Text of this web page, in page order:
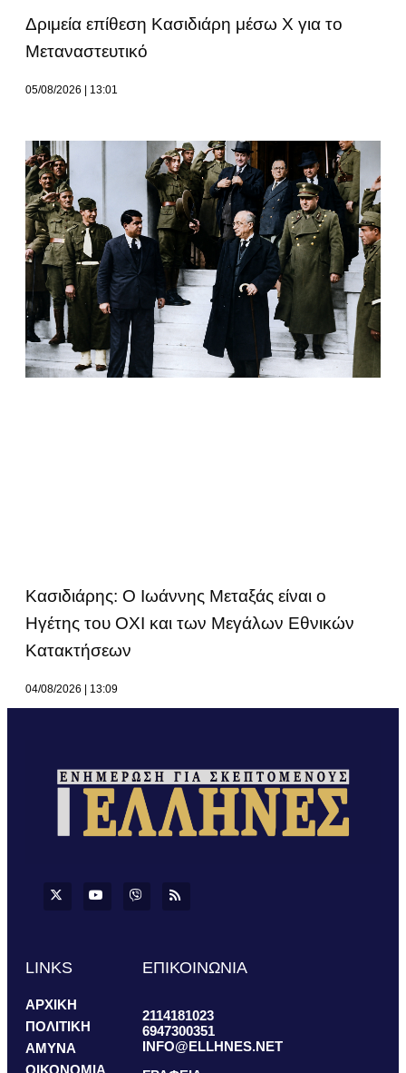
Δριμεία επίθεση Κασιδιάρη μέσω Χ για το
Μεταναστευτικό
05/08/2026 13:01
Κασιδιάρης: Ο Ιωάννης Μεταξάς είναι ο
Ηγέτης του ΟΧΙ και των Μεγάλων Εθνικών
Κατακτήσεων
04/08/2026 13:09
LINKS
ΑΡΧΙΚΗ
ΠΟΛΙΤΙΚΗ
ΑΜΥΝΑ
ΕΠΙΚΟΙΝΩΝΙΑ
2114181023
6947300351
INFO@ELLHNES.NET